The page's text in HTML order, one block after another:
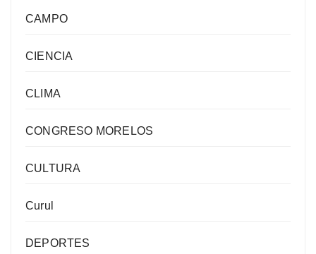
CAMPO
CIENCIA
CLIMA
CONGRESO MORELOS
CULTURA
Curul
DEPORTES